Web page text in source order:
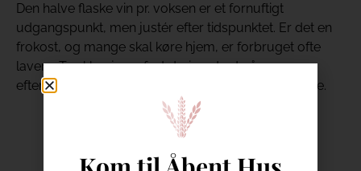
Den halve flaske vin pr. voksen er et fornuftigt
udgangspunkt, men justér efter tidspunktet. Er det en
frokost, og mange skal køre hjem, er forbruget ofte
lavere. Trækker jeres fest derimod ud på
eftermiddagen og aftenen, kan behovet være større.